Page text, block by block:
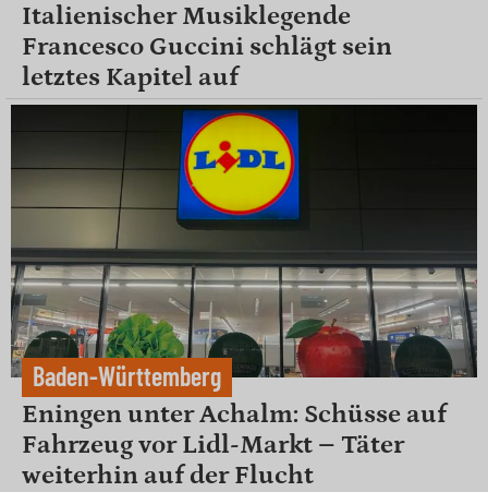
Italienischer Musiklegende
Francesco Guccini schlägt sein
letztes Kapitel auf
Baden-Württemberg
Eningen unter Achalm: Schüsse auf
Fahrzeug vor Lidl-Markt – Täter
weiterhin auf der Flucht